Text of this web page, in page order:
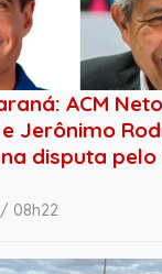
ACM
Jerônimo
disputa
08h22